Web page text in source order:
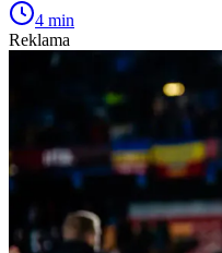
4 min
Reklama